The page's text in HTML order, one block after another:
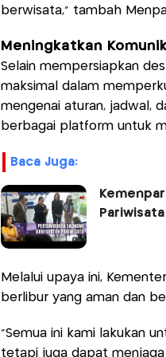
berwisata," tambah
Meningkatkan
Selain mempersiapkan
maksimal dalam
mengenai aturan, jadwal,
berbagai platform untuk
Baca Juga:
Pariwisata
Melalui upaya ini,
berlibur yang aman dan
"Semua ini kami lakukan
tetapi juga dapat